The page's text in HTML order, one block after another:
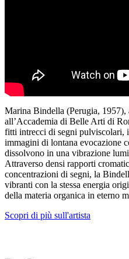
Marina Bindella (Perugia, 1957),
all’Accademia di Belle Arti di
fitti intrecci di segni pulviscolari,
immagini di lontana evocazione
dissolvono in una vibrazione
Attraverso densi rapporti
concentrazioni di segni, la
vibranti con la stessa energia
della materia organica in eterno
Scopri di più sull'artista